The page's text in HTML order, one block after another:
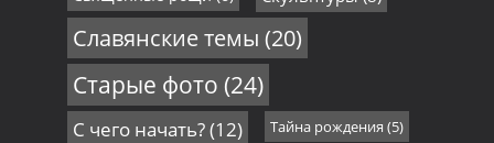
Славянские темы (20)
Старые фото (24)
С чего начать?(12) Тайна рождения (5)